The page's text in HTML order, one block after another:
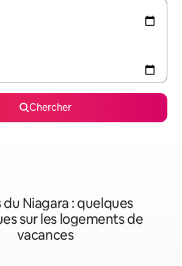
Chercher
Niagara : quelques
sur les logements de
vacances